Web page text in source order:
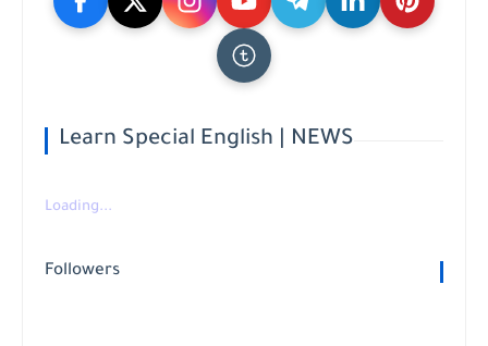
Learn Special English | NEWS
Loading...
Followers